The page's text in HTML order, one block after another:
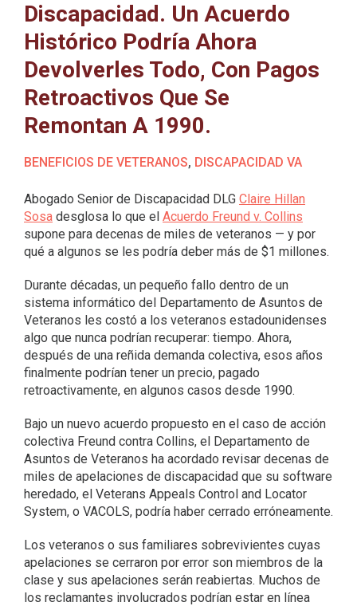
Discapacidad. Un Acuerdo
Histórico Podría Ahora
Devolverles Todo, Con Pagos
Retroactivos Que Se
Remontan A 1990.
BENEFICIOS DE VETERANOS, DISCAPACIDAD VA
Abogado Senior de Discapacidad DLG Claire Hillan
Sosa desglosa lo que el Acuerdo Freund v. Collins
supone para decenas de miles de veteranos — y por
qué a algunos se les podría deber más de $1 millones.
Durante décadas, un pequeño fallo dentro de un
sistema informático del Departamento de Asuntos de
Veteranos les costó a los veteranos estadounidenses
algo que nunca podrían recuperar: tiempo. Ahora,
después de una reñida demanda colectiva, esos años
finalmente podrían tener un precio, pagado
retroactivamente, en algunos casos desde 1990.
Bajo un nuevo acuerdo propuesto en el caso de acción
colectiva Freund contra Collins, el Departamento de
Asuntos de Veteranos ha acordado revisar decenas de
miles de apelaciones de discapacidad que su software
heredado, el Veterans Appeals Control and Locator
System, o VACOLS, podría haber cerrado erróneamente.
Los veteranos o sus familiares sobrevivientes cuyas
apelaciones se cerraron por error son miembros de la
clase y sus apelaciones serán reabiertas. Muchos de
los reclamantes involucrados podrían estar en línea